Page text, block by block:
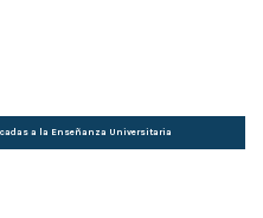
a la Enseñanza Universitaria